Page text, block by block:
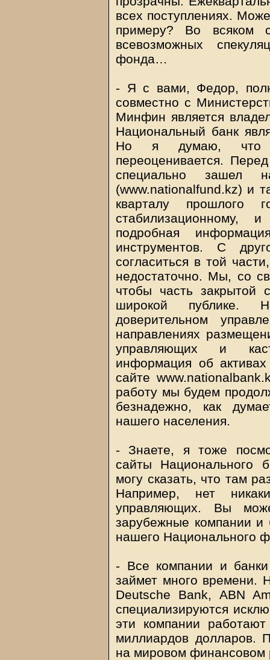
всех поступлениях.
примеру? Во всяком
всевозможных
фонда…
- Я с вами, Федор,
совместно с
Минфин является
Национальный банк
Но я думаю, что
переоценивается.
специально зашел
(www.nationalfund.kz) и
кварталу
стабилизационному,
подробная
инструментов. С
согласиться в той
недостаточно. Мы, со
чтобы часть закрытой
широкой публике.
доверительном
направлениях
управляющих и
информация об
сайте
работу мы будем
безнадежно, как
нашего населения.
- Знаете, я тоже
сайты Национального
могу сказать, что там
Например, нет
управляющих. Вы
зарубежные компании и
нашего Национального
- Все компании и
займет много времени.
Deutsche Bank, ABN
специализируются
эти компании
миллиардов долларов.
на мировом финансовом